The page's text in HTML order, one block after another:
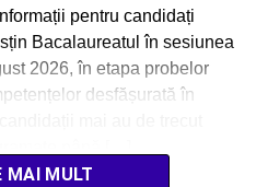
pentru candidați
Bacalaureatul în sesiunea
2026, în etapa probelor
desfășurată în
MAI MULT